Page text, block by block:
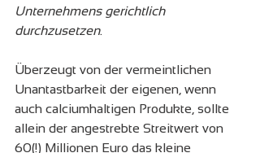
Unternehmens gerichtlich
durchzusetzen.
Überzeugt von der vermeintlichen
Unantastbarkeit der eigenen, wenn
auch calciumhaltigen Produkte, sollte
allein der angestrebte Streitwert von
60(!) Millionen Euro das kleine